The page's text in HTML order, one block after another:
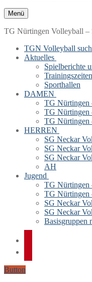
Menü
TG Nürtingen Volleyball –
TGN Volleyball
Aktuelles
Spielberichte
Trainingszeiten
Sporthallen
DAMEN
TG Nürtingen
TG Nürtingen
TG Nürtingen
HERREN
SG Neckar
SG Neckar
SG Neckar
AH
Jugend
TG Nürtingen
TG Nürtingen
SG Neckar
SG Neckar
Basisgruppen
Button